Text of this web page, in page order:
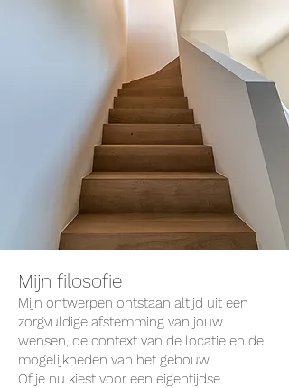
Mijn filosofie
Mijn ontwerpen ontstaan altijd uit een
zorgvuldige afstemming van jouw
wensen, de context van de locatie en de
mogelijkheden van het gebouw.
Of je nu kiest voor een eigentijdse